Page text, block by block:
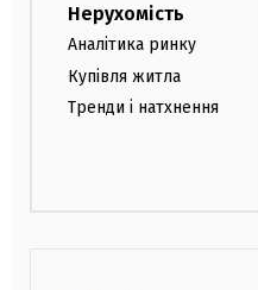
Нерухомість
Аналітика ринку
Купівля житла
Тренди і натхнення